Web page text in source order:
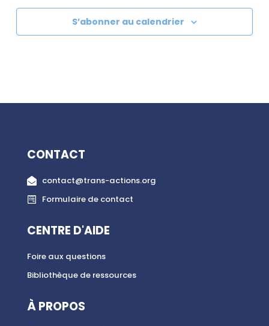
S’abonner au calendrier
CONTACT
contact@trans-actions.org
Formulaire de contact
CENTRE D'AIDE
Foire aux questions
Bibliothèque de ressources
À PROPOS